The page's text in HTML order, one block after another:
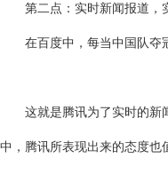
第二点：实时新闻报道，
在百度中，每当中国队夺冠
这就是腾讯为了实时的新闻
中，腾讯所表现出来的态度也